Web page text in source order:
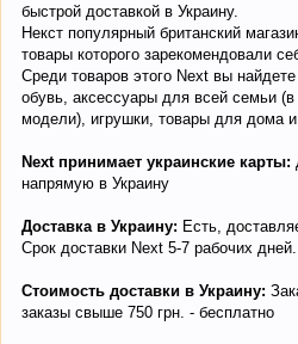
быстрой доставкой в Украину.
Некст популярный британский
товары которого зарекомендовали
Среди товаров этого Next вы
обувь, аксессуары для всей семьи
модели), игрушки, товары для дома и
Next принимает украинские карты:
напрямую в Украину
Доставка в Украину: Есть,
Срок доставки Next 5-7 рабочих дней.
Стоимость доставки в Украину:
заказы свыше 750 грн. - бесплатно